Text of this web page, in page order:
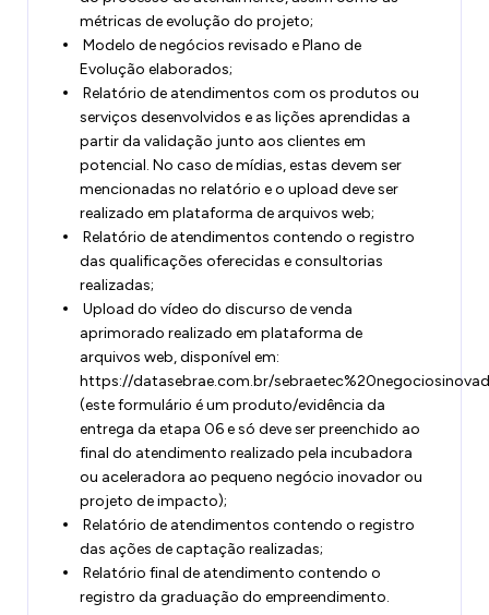
métricas de evolução do projeto;
Modelo de negócios revisado e Plano de
Evolução elaborados;
Relatório de atendimentos com os produtos ou
serviços desenvolvidos e as lições aprendidas a
partir da validação junto aos clientes em
potencial. No caso de mídias, estas devem ser
mencionadas no relatório e o upload deve ser
realizado em plataforma de arquivos web;
Relatório de atendimentos contendo o registro
das qualificações oferecidas e consultorias
realizadas;
Upload do vídeo do discurso de venda
aprimorado realizado em plataforma de
arquivos web, disponível em:
https://datasebrae.com.br/
(este formulário é um produto/evidência da
entrega da etapa 06 e só deve ser preenchido ao
final do atendimento realizado pela incubadora
ou aceleradora ao pequeno negócio inovador ou
projeto de impacto);
Relatório de atendimentos contendo o registro
das ações de captação realizadas;
Relatório final de atendimento contendo o
registro da graduação do empreendimento.